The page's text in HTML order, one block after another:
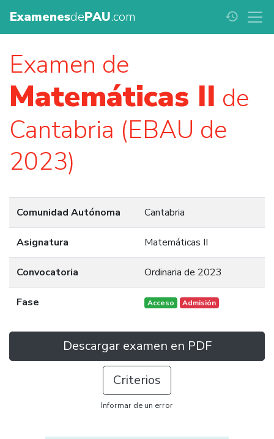
ExamenesdePAU.com history
Examen de
Matemáticas II de
Cantabria (EBAU de
2023)
Comunidad Autónoma Cantabria
Asignatura Matemáticas II
Convocatoria Ordinaria de 2023
Fase Acceso Admisión
Descargar examen en PDF
Criterios
Informar de un error